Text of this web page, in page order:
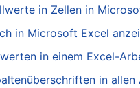
in Zellen in
in Microsoft Excel
in einem Excel-
in